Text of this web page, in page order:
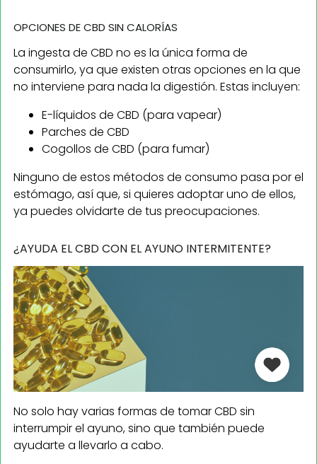
OPCIONES DE CBD SIN CALORÍAS
La ingesta de CBD no es la única forma de
consumirlo, ya que existen otras opciones en la que
no interviene para nada la digestión. Estas incluyen:
E-líquidos de CBD (para vapear)
Parches de CBD
Cogollos de CBD (para fumar)
Ninguno de estos métodos de consumo pasa por el
estómago, así que, si quieres adoptar uno de ellos,
ya puedes olvidarte de tus preocupaciones.
¿AYUDA EL CBD CON EL AYUNO INTERMITENTE?
No solo hay varias formas de tomar CBD sin
interrumpir el ayuno, sino que también puede
ayudarte a llevarlo a cabo.